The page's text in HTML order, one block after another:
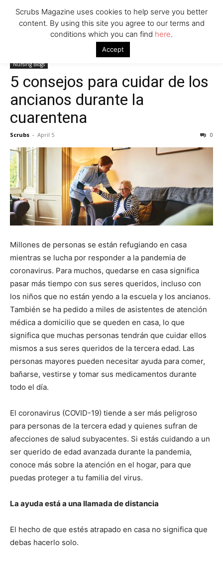
5 consejos para cuidar de los ancianos
Nursing Blogs
5 consejos para cuidar de los
ancianos durante la
cuarentena
Scrubs - April 5 0
Millones de personas se están refugiando en casa
mientras se lucha por responder a la pandemia de
coronavirus. Para muchos, quedarse en casa significa
pasar más tiempo con sus seres queridos, incluso con
los niños que no están yendo a la escuela y los ancianos.
También se ha pedido a miles de asistentes de atención
médica a domicilio que se queden en casa, lo que
significa que muchas personas tendrán que cuidar ellos
mismos a sus seres queridos de la tercera edad. Las
personas mayores pueden necesitar ayuda para comer,
bañarse, vestirse y tomar sus medicamentos durante
todo el día.
El coronavirus (COVID-19) tiende a ser más peligroso
para personas de la tercera edad y quienes sufran de
afecciones de salud subyacentes. Si estás cuidando a un
ser querido de edad avanzada durante la pandemia,
conoce más sobre la atención en el hogar, para que
puedas proteger a tu familia del virus.
La ayuda está a una llamada de distancia
El hecho de que estés atrapado en casa no significa que
debas hacerlo solo.
Scrubs Magazine uses cookies to help serve you better
content. By using this site you agree to our terms and
conditions which you can find here.
Accept